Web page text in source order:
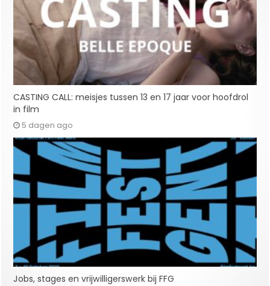
CASTING CALL: meisjes tussen 13 en 17 jaar voor hoofdrol
in film
5 dagen ago
Jobs, stages en vrijwilligerswerk bij FFG